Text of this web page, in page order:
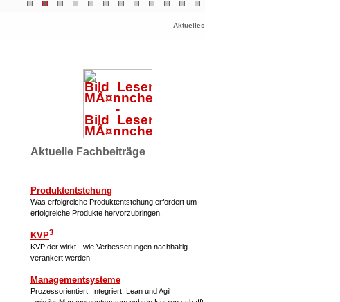
Aktuelles
Aktuelle Fachbeiträge
Produktentstehung
Was erfolgreiche Produktentstehung erfordert um
erfolgreiche Produkte hervorzubringen.
KVP3
KVP der wirkt - wie Verbesserungen nachhaltig
verankert werden
Managementsysteme
Prozessorientiert, Integriert, Lean und Agil